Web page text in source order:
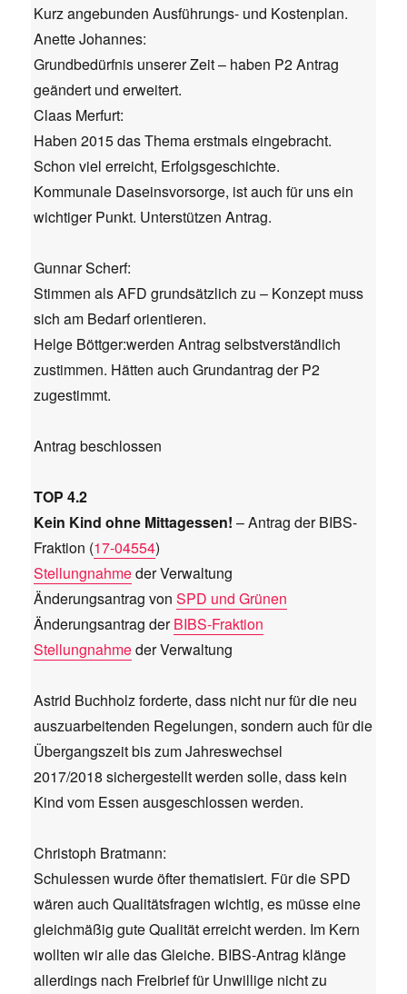
Kurz angebunden Ausführungs- und Kostenplan.
Anette Johannes:
Grundbedürfnis unserer Zeit – haben P2 Antrag
geändert und erweitert.
Claas Merfurt:
Haben 2015 das Thema erstmals eingebracht.
Schon viel erreicht, Erfolgsgeschichte.
Kommunale Daseinsvorsorge, ist auch für uns ein
wichtiger Punkt. Unterstützen Antrag.
Gunnar Scherf:
Stimmen als AFD grundsätzlich zu – Konzept muss
sich am Bedarf orientieren.
Helge Böttger:werden Antrag selbstverständlich
zustimmen. Hätten auch Grundantrag der P2
zugestimmt.
Antrag beschlossen
TOP 4.2
Kein Kind ohne Mittagessen! – Antrag der BIBS-
Fraktion (17-04554)
Stellungnahmeder Verwaltung
Änderungsantrag von SPD und Grünen
Änderungsantrag derBIBS-Fraktion
Stellungnahmeder Verwaltung
Astrid Buchholz forderte, dass nicht nur für die neu
auszuarbeitenden Regelungen, sondern auch für die
Übergangszeit bis zum Jahreswechsel
2017/2018 sichergestellt werden solle, dass kein
Kind vom Essen ausgeschlossen werden.
Christoph Bratmann:
Schulessen wurde öfter thematisiert. Für die SPD
wären auch Qualitätsfragen wichtig, es müsse eine
gleichmäßig gute Qualität erreicht werden. Im Kern
wollten wir alle das Gleiche. BIBS-Antrag klänge
allerdings nach Freibrief für Unwillige nicht zu